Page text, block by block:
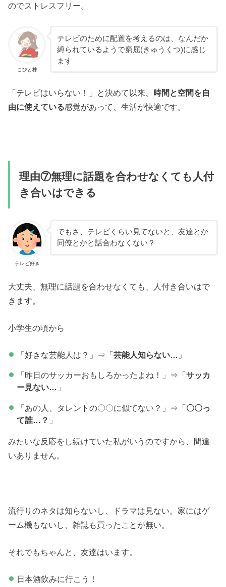
のでストレスフリー。
こびと株
テレビのために配置を考えるのは、なんだか
縛られているようで窮屈(きゅうくつ)に感じ
ます
「テレビはいらない！」と決めて以来、 時間と空間を自
由に使えている感覚があって、生活が快適です。
理由⑦無理に話題を合わせなくても人付
き合いはできる
テレビ好き
でもさ、テレビくらい見てないと、友達とか
同僚とかと話合わなくない？
大丈夫、無理に話題を合わせなくても、人付き合いはで
きます。
小学生の頃から
「好きな芸能人は？」⇒「芸能人知らない… 」
「昨日のサッカーおもしろかったよね！」⇒「サッカ
ー見ない… 」
「あの人、タレントの〇〇に似てない？」⇒「〇〇っ
て誰…？ 」
みたいな反応をし続けていた私がいうのですから、間違
いありません。
流行りのネタは知らないし、ドラマは見ない。家にはゲ
ーム機もないし、雑誌も買ったことが無い。
それでもちゃんと、友達はいます。
日本酒飲みに行こう！